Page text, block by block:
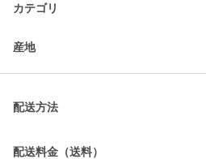
カテゴリ
産地
配送方法
配送料金（送料）